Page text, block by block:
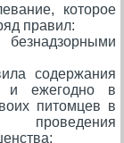
которое
правил:
содержания
и ежегодно в
питомцев в
проведения